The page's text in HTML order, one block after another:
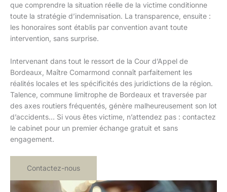
que comprendre la situation réelle de la victime conditionne
toute la stratégie d’indemnisation. La transparence, ensuite :
les honoraires sont établis par convention avant toute
intervention, sans surprise.
Intervenant dans tout le ressort de la Cour d’Appel de
Bordeaux, Maître Comarmond connaît parfaitement les
réalités locales et les spécificités des juridictions de la région.
Talence, commune limitrophe de Bordeaux et traversée par
des axes routiers fréquentés, génère malheureusement son lot
d’accidents… Si vous êtes victime, n’attendez pas : contactez
le cabinet pour un premier échange gratuit et sans
engagement.
Contactez-nous